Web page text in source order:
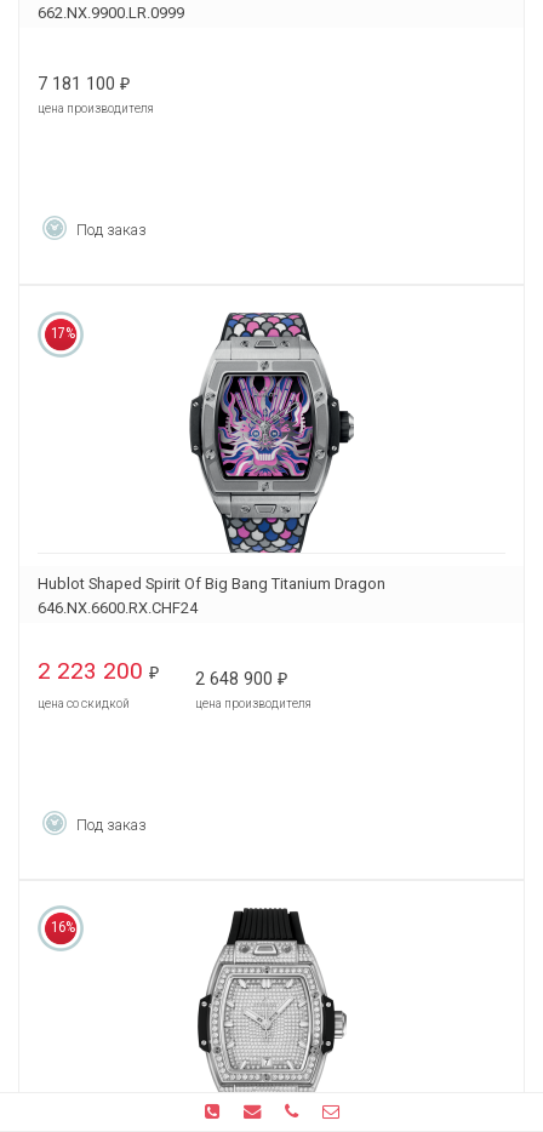
662.NX.9900.LR.0999
7 181 100 ₽
цена производителя
Под заказ
17%
Hublot Shaped Spirit Of Big Bang Titanium Dragon
646.NX.6600.RX.CHF24
2 223 200 ₽
цена со скидкой
2 648 900 ₽
цена производителя
Под заказ
16%